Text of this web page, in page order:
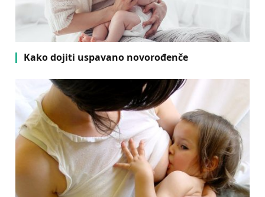
Kako dojiti uspavano novorođenče